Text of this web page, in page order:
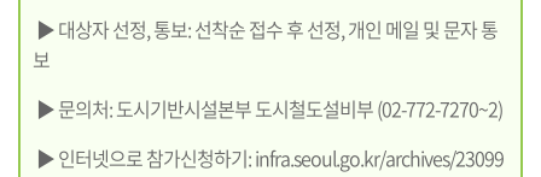
▶ 대상자 선정, 통보: 선착순 접수 후 선정, 개인 메일 및 문자 통
보
▶ 문의처: 도시기반시설본부 도시철도설비부 (02-772-7270~2)
▶ 인터넷으로 참가신청하기:infra.seoul.go.kr/archives/23099